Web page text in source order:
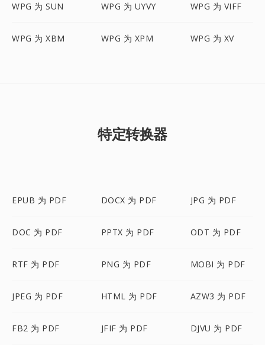
WPG 为 SUN WPG 为 UYVY WPG 为 VIFF
WPG 为 XBM WPG 为 XPM WPG 为 XV
特定转换器
EPUB 为 PDF DOCX 为 PDF JPG 为 PDF
DOC 为 PDF PPTX 为 PDF ODT 为 PDF
RTF 为 PDF PNG 为 PDF MOBI 为 PDF
JPEG 为 PDF HTML 为 PDF AZW3 为 PDF
FB2 为 PDF JFIF 为 PDF DJVU 为 PDF